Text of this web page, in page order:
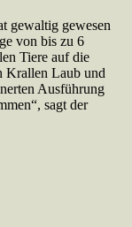
gewaltig gewesen
von bis zu 6
Tiere auf die
Krallen Laub und
Ausführung
sagt der